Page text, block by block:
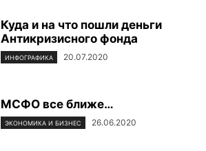
Куда и на что пошли деньги
Антикризисного фонда
ИНФОГРАФИКА 20.07.2020
МСФО все ближе…
ЭКОНОМИКА И БИЗНЕС 26.06.2020